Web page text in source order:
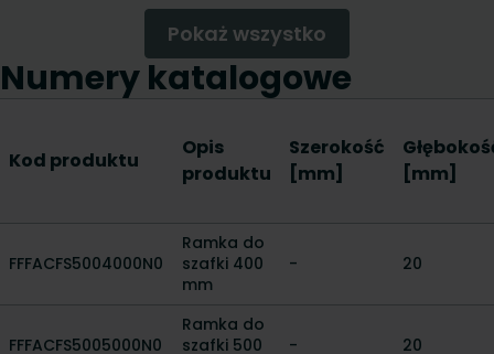
Pokaż wszystko
Numery katalogowe
Kod produktu
Opis
produktu
Szerokość
[mm]
[mm]
FFFACFS5004000N0
Ramka do
szafki 400
mm
- 20
FFFACFS5005000N0
Ramka do
szafki 500
- 20